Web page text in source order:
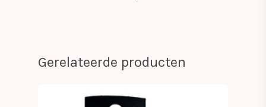
Gerelateerde producten